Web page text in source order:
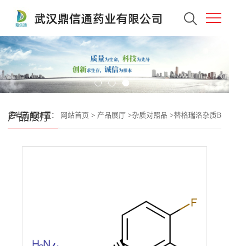
产品展厅
您当前的位置： 网站首页 > 产品展厅 >杂质对照品 >替格瑞洛杂质B